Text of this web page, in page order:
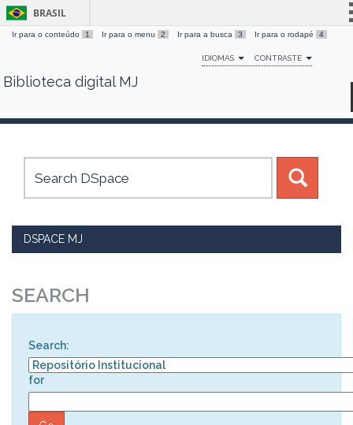
Skip
BRASIL
Simplifique!
Comunica BR
Canais
Ir para o conteúdo 1 Ir para o menu 2 Ir para a busca 3 Ir para o rodapé 4
IDIOMAS CONTRASTE
Biblioteca digital MJ
DSPACE MJ
SEARCH
Search:
for